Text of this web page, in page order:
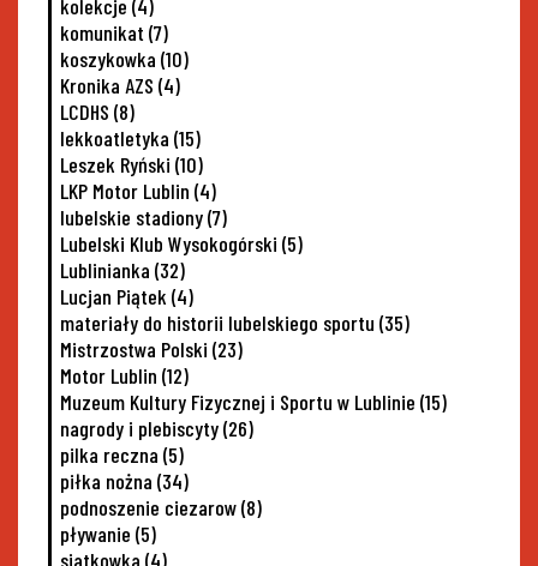
kolekcje (4)
komunikat (7)
koszykowka (10)
Kronika AZS (4)
LCDHS (8)
lekkoatletyka (15)
Leszek Ryński (10)
LKP Motor Lublin (4)
lubelskie stadiony(7)
Lubelski Klub Wysokogórski (5)
Lublinianka (32)
Lucjan Piątek (4)
materiały do historii lubelskiego sportu (35)
Mistrzostwa Polski (23)
Motor Lublin (12)
Muzeum Kultury Fizycznej i Sportu w Lublinie (15)
nagrody i plebiscyty(26)
pilka reczna (5)
piłka nożna (34)
podnoszenie ciezarow(8)
pływanie (5)
siatkowka (4)